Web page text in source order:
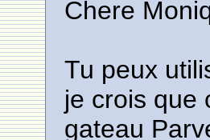
Chere
Tu peux
je crois que
gateau